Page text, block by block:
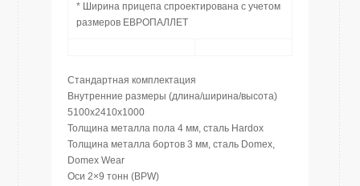
* Ширина прицепа спроектирована с учетом
размеров ЕВРОПАЛЛЕТ
Стандартная комплектация
Внутренние размеры (длина/ширина/высота)
5100x2410x1000
Толщина металла пола 4 мм, сталь Hardox
Толщина металла бортов 3 мм, сталь Domex,
Domex Wear
Оси 2×9 тонн (BPW)